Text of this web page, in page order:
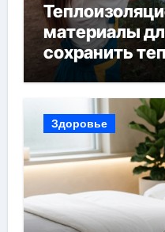
материалы
сохранить
богатый
Здоровье